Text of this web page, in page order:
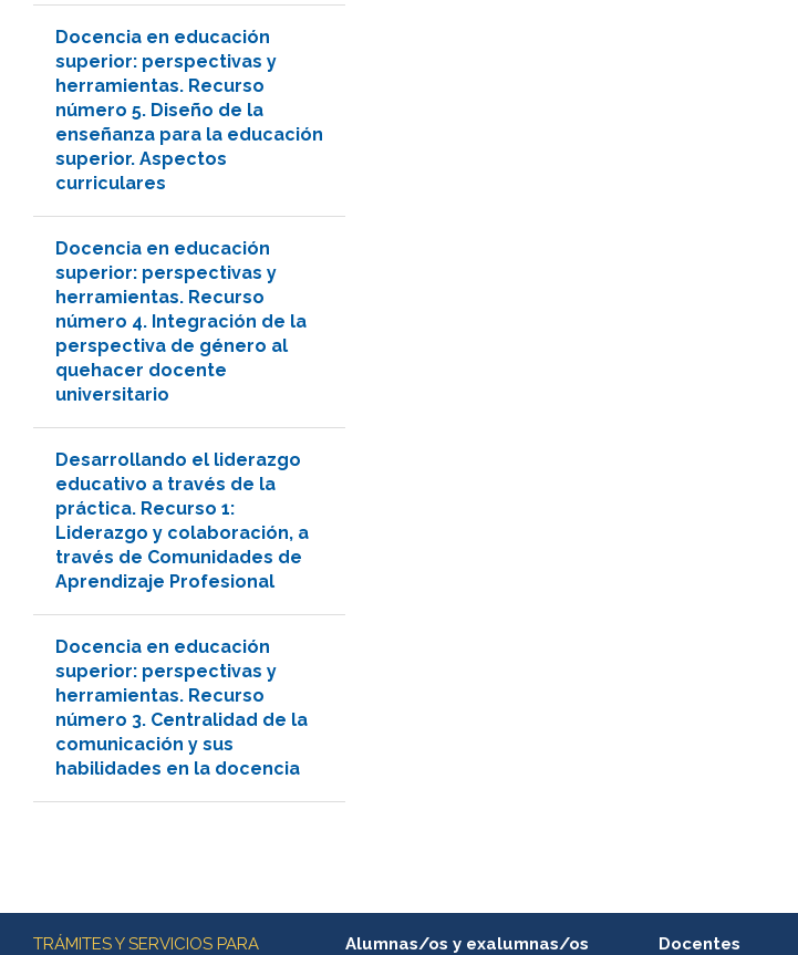
Docencia en educación
superior: perspectivas y
herramientas. Recurso
número 5. Diseño de la
enseñanza para la educación
superior. Aspectos
curriculares
Docencia en educación
superior: perspectivas y
herramientas. Recurso
número 4. Integración de la
perspectiva de género al
quehacer docente
universitario
Desarrollando el liderazgo
educativo a través de la
práctica. Recurso 1:
Liderazgo y colaboración, a
través de Comunidades de
Aprendizaje Profesional
Docencia en educación
superior: perspectivas y
herramientas. Recurso
número 3. Centralidad de la
comunicación y sus
habilidades en la docencia
Más información
TRÁMITES Y SERVICIOS PARA Alumnas/os y exalumnas/os Docentes